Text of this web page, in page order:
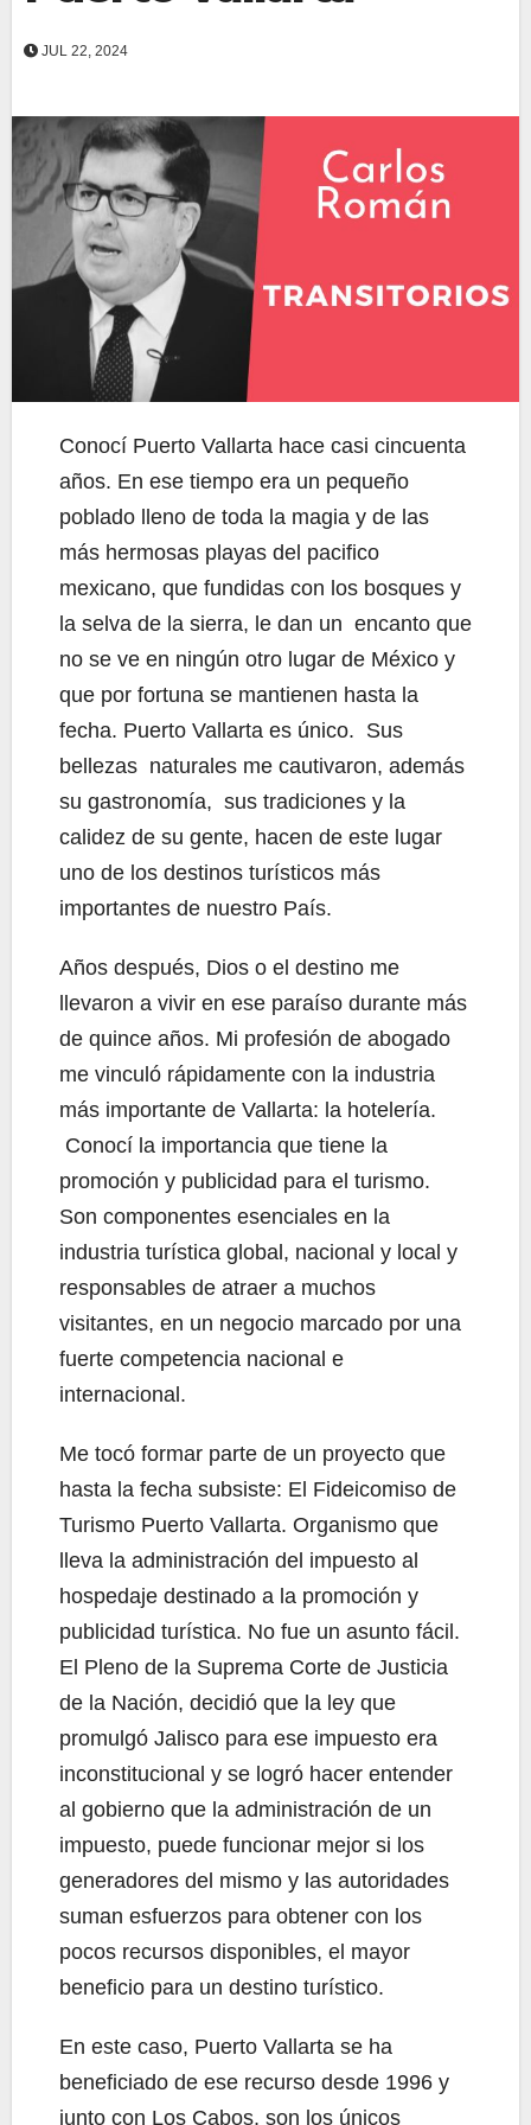
JUL 22, 2024
Conocí Puerto Vallarta hace casi cincuenta
años. En ese tiempo era un pequeño
poblado lleno de toda la magia y de las
más hermosas playas del pacifico
mexicano, que fundidas con los bosques y
la selva de la sierra, le dan un encanto que
no se ve en ningún otro lugar de México y
que por fortuna se mantienen hasta la
fecha. Puerto Vallarta es único. Sus
bellezas naturales me cautivaron, además
su gastronomía, sus tradiciones y la
calidez de su gente, hacen de este lugar
uno de los destinos turísticos más
importantes de nuestro País.
Años después, Dios o el destino me
llevaron a vivir en ese paraíso durante más
de quince años. Mi profesión de abogado
me vinculó rápidamente con la industria
más importante de Vallarta: la hotelería.
Conocí la importancia que tiene la
promoción y publicidad para el turismo.
Son componentes esenciales en la
industria turística global, nacional y local y
responsables de atraer a muchos
visitantes, en un negocio marcado por una
fuerte competencia nacional e
internacional.
Me tocó formar parte de un proyecto que
hasta la fecha subsiste: El Fideicomiso de
Turismo Puerto Vallarta. Organismo que
lleva la administración del impuesto al
hospedaje destinado a la promoción y
publicidad turística. No fue un asunto fácil.
El Pleno de la Suprema Corte de Justicia
de la Nación, decidió que la ley que
promulgó Jalisco para ese impuesto era
inconstitucional y se logró hacer entender
al gobierno que la administración de un
impuesto, puede funcionar mejor si los
generadores del mismo y las autoridades
suman esfuerzos para obtener con los
pocos recursos disponibles, el mayor
beneficio para un destino turístico.
En este caso, Puerto Vallarta se ha
beneficiado de ese recurso desde 1996 y
junto con Los Cabos, son los únicos